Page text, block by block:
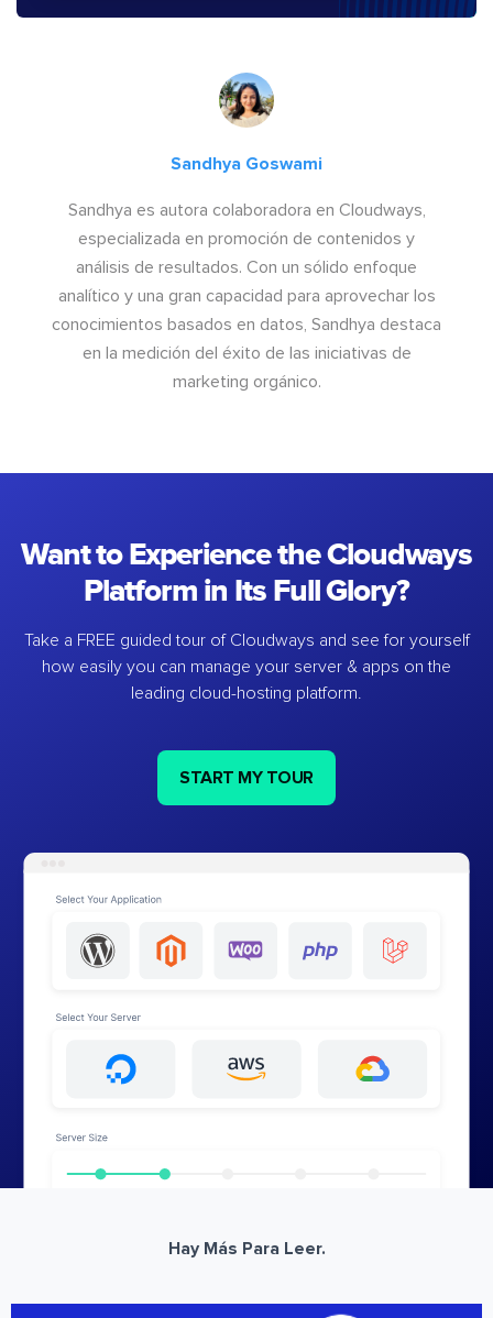
Sandhya Goswami
Sandhya es autora colaboradora en Cloudways,
especializada en promoción de contenidos y
análisis de resultados. Con un sólido enfoque
analítico y una gran capacidad para aprovechar los
conocimientos basados en datos, Sandhya destaca
en la medición del éxito de las iniciativas de
marketing orgánico.
Want to Experience the Cloudways
Platform in Its Full Glory?
Take a FREE guided tour of Cloudways and see for yourself
how easily you can manage your server & apps on the
leading cloud-hosting platform.
START MY TOUR
Hay Más Para Leer.